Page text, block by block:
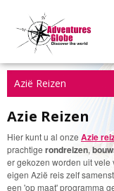
Azië Reizen
Azie Reizen
Hier kunt u al onze Azie
prachtige rondreizen,
er gekozen worden uit
eigen Azië reis zelf
een 'op maat' programma